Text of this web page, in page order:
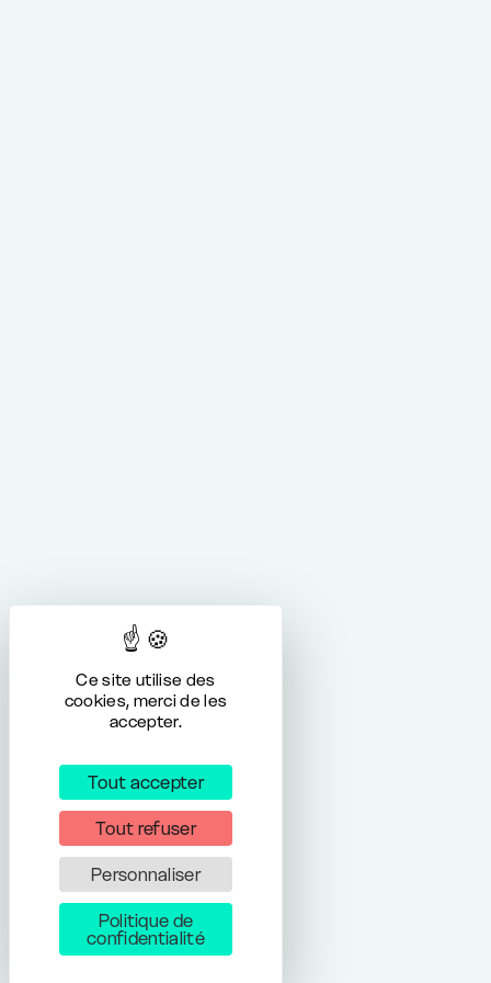
Ce site utilise des
cookies, merci de les
accepter.
Tout accepter
Tout refuser
Personnaliser
Politique de
confidentialité